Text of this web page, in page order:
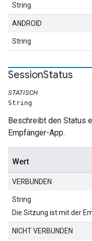
String
ANDROID
String
SessionStatus
STATISCH
String
Beschreibt den Status
Empfänger-App.
Wert
VERBUNDEN
String
Die Sitzung ist mit der
NICHT VERBUNDEN